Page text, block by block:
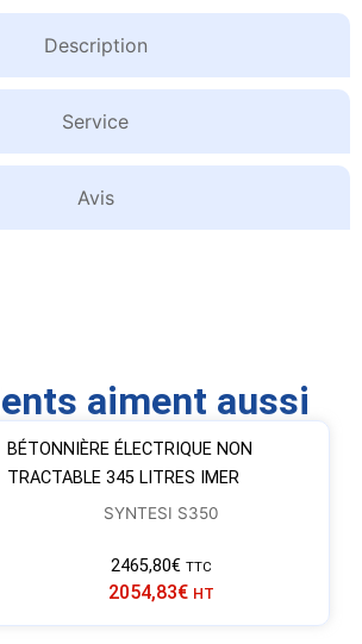
Description
Service
Avis
aiment aussi
BÉTONNIÈRE ÉLECTRIQUE NON
TRACTABLE 345 LITRES IMER
SYNTESI S350
2465,80€ TTC
2054,83€ HT